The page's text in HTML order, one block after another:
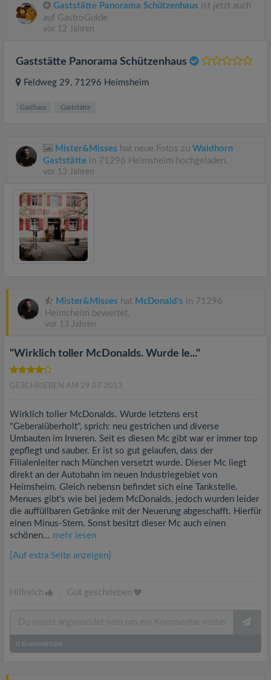
Gaststätte Panorama Schützenhaus ist jetzt auch
auf GastroGuide
vor 12 Jahren
Gaststätte Panorama Schützenhaus
Feldweg 29, 71296 Heimsheim
Gasthaus Gaststätte
Mister&Misses hat neue Fotos zu Waldhorn
Gaststätte in 71296 Heimsheim hochgeladen.
vor 13 Jahren
Mister&Misses hat McDonald's in 71296
Heimsheim bewertet.
vor 13 Jahren
"Wirklich toller McDonalds. Wurde le..."
GESCHRIEBEN AM 29.07.2013
Wirklich toller McDonalds. Wurde letztens erst
"Geberalüberholt", sprich: neu gestrichen und diverse
Umbauten im Inneren. Seit es diesen Mc gibt war er immer top
gepflegt und sauber. Er ist so gut gelaufen, dass der
Filialenleiter nach München versetzt wurde. Dieser Mc liegt
direkt an der Autobahn im neuen Industriegebiet von
Heimsheim. Gleich nebensn befindet sich eine Tankstelle.
Menues gibt's wie bei jedem McDonalds, jedoch wurden leider
die auffüllbaren Getränke mit der Neuerung abgeschafft. Hierfür
einen Minus-Stern. Sonst besitzt dieser Mc auch einen
schönen... mehr lesen
[Auf extra Seite anzeigen]
Hilfreich Gut geschrieben
0 Kommentare